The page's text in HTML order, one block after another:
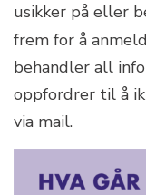
usikker på eller
frem for å
behandler all
oppfordrer til å
via mail.